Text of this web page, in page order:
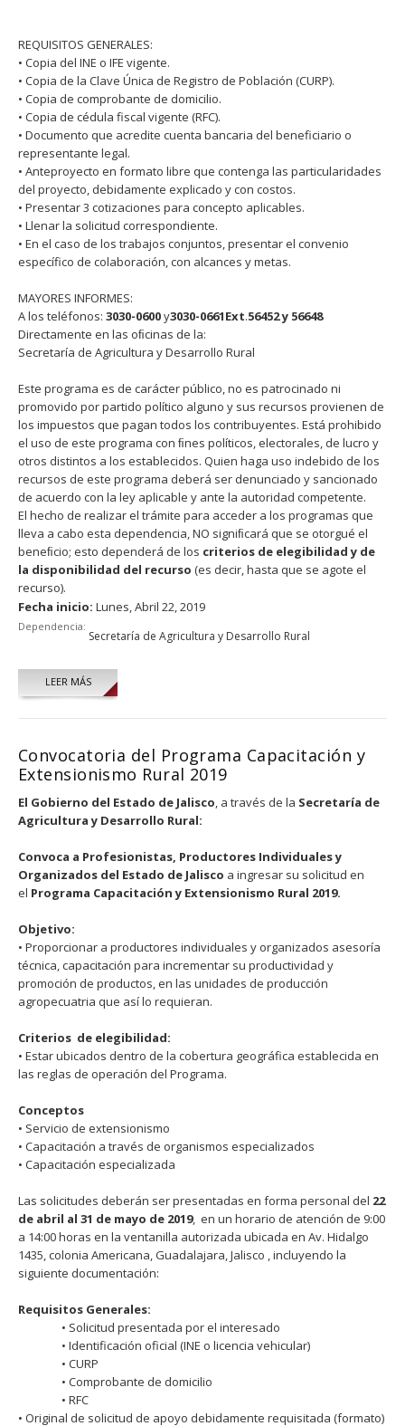
REQUISITOS GENERALES:
• Copia del INE o IFE vigente.
• Copia de la Clave Única de Registro de Población (CURP).
• Copia de comprobante de domicilio.
• Copia de cédula fiscal vigente (RFC).
• Documento que acredite cuenta bancaria del beneficiario o
representante legal.
• Anteproyecto en formato libre que contenga las particularidades
del proyecto, debidamente explicado y con costos.
• Presentar 3 cotizaciones para concepto aplicables.
• Llenar la solicitud correspondiente.
• En el caso de los trabajos conjuntos, presentar el convenio
específico de colaboración, con alcances y metas.
MAYORES INFORMES:
A los teléfonos: 3030-0600y3030-0661Ext.56452 y 56648
Directamente en las oﬁcinas de la:
Secretaría de Agricultura y Desarrollo Rural
Este programa es de carácter público, no es patrocinado ni
promovido por partido político alguno y sus recursos provienen de
los impuestos que pagan todos los contribuyentes. Está prohibido
el uso de este programa con ﬁnes políticos, electorales, de lucro y
otros distintos a los establecidos. Quien haga uso indebido de los
recursos de este programa deberá ser denunciado y sancionado
de acuerdo con la ley aplicable y ante la autoridad competente.
El hecho de realizar el trámite para acceder a los programas que
lleva a cabo esta dependencia, NO signiﬁcará que se otorgué el
beneﬁcio; esto dependerá de los criterios de elegibilidad y de
la disponibilidad del recurso (es decir, hasta que se agote el
recurso).
Fecha inicio: Lunes, Abril 22, 2019
Dependencia:
Secretaría de Agricultura y Desarrollo Rural
LEER MÁS
Convocatoria del Programa Capacitación y
Extensionismo Rural 2019
El Gobierno del Estado de Jalisco , a través de la Secretaría de
Agricultura y Desarrollo Rural:
Convoca a Profesionistas, Productores Individuales y
Organizados del Estado de Jalisco a ingresar su solicitud en
el Programa Capacitación y Extensionismo Rural 2019.
Objetivo:
• Proporcionar a productores individuales y organizados asesoría
técnica, capacitación para incrementar su productividad y
promoción de productos, en las unidades de producción
agropecuatria que así lo requieran.
Criterios de elegibilidad:
• Estar ubicados dentro de la cobertura geográfica establecida en
las reglas de operación del Programa.
Conceptos
• Servicio de extensionismo
• Capacitación a través de organismos especializados
• Capacitación especializada
Las solicitudes deberán ser presentadas en forma personal del 22
de abril al 31 de mayo de 2019, en un horario de atención de 9:00
a 14:00 horas en la ventanilla autorizada ubicada en Av. Hidalgo
1435, colonia Americana, Guadalajara, Jalisco , incluyendo la
siguiente documentación:
Requisitos Generales:
• Solicitud presentada por el interesado
• Identificación oficial (INE o licencia vehicular)
• CURP
• Comprobante de domicilio
• RFC
• Original de solicitud de apoyo debidamente requisitada (formato)